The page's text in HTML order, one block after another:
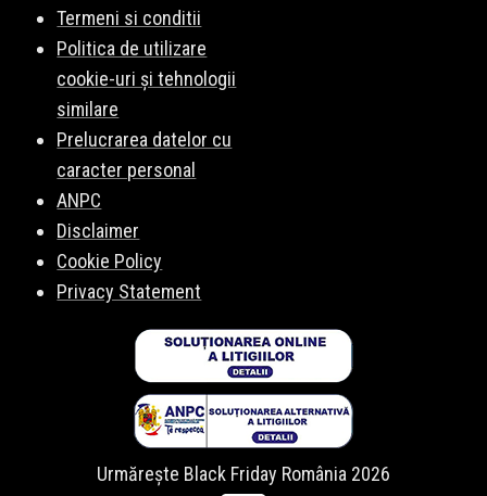
Termeni si conditii
Politica de utilizare
cookie-uri și tehnologii
similare
Prelucrarea datelor cu
caracter personal
ANPC
Disclaimer
Cookie Policy
Privacy Statement
Urmărește Black Friday România 2026